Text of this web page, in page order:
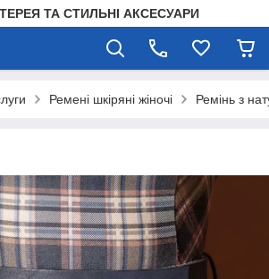
ТА СТИЛЬНІ АКСЕСУАРИ
Ремені шкіряні жіночі Ремінь з